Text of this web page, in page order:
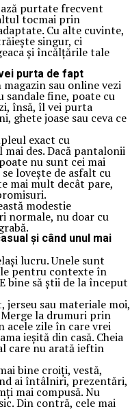
purtate frecvent
tocmai prin
Cu alte cuvinte,
singur, ci
și încălțările tale
purta de fapt
sau online vezi
sandale fine, poate cu
însă, îl vei purta
ghete joase sau ceva ce
exact cu
des. Dacă pantalonii
nu sunt cei mai
lovește de asfalt cu
mai mult decât pare,
modestie
normale, nu doar cu
și când unul mai
lucru. Unele sunt
pentru contexte în
bine să știi de la început
jerseu sau materiale moi,
la drumuri prin
acele zile în care vrei
ieșită din casă. Cheia
care nu arată ieftin
bine croiți, vestă,
ai întâlniri, prezentări,
mai compusă. Nu
Din contră, cele mai